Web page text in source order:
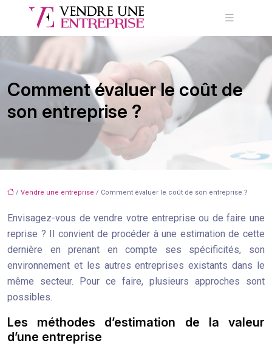
Comment évaluer le coût de
son entreprise ?
/ Vendre une entreprise / Comment évaluer le coût de son entreprise ?
Envisagez-vous de vendre votre entreprise ou de faire une
reprise ? Il convient de procéder à une estimation de cette
dernière en prenant en compte ses spécificités, son
environnement et les autres entreprises existants dans le
même secteur. Pour ce faire, plusieurs approches sont
possibles.
Les méthodes d’estimation de la valeur
d’une entreprise